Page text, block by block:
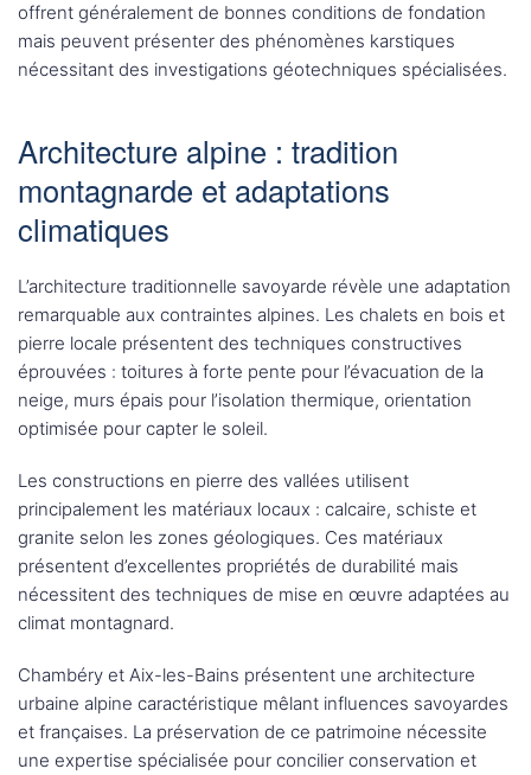
offrent généralement de bonnes conditions de fondation
mais peuvent présenter des phénomènes karstiques
nécessitant des investigations géotechniques spécialisées.
Architecture alpine : tradition
montagnarde et adaptations
climatiques
L’architecture traditionnelle savoyarde révèle une adaptation
remarquable aux contraintes alpines. Les chalets en bois et
pierre locale présentent des techniques constructives
éprouvées : toitures à forte pente pour l’évacuation de la
neige, murs épais pour l’isolation thermique, orientation
optimisée pour capter le soleil.
Les constructions en pierre des vallées utilisent
principalement les matériaux locaux : calcaire, schiste et
granite selon les zones géologiques. Ces matériaux
présentent d’excellentes propriétés de durabilité mais
nécessitent des techniques de mise en œuvre adaptées au
climat montagnard.
Chambéry et Aix-les-Bains présentent une architecture
urbaine alpine caractéristique mêlant influences savoyardes
et françaises. La préservation de ce patrimoine nécessite
une expertise spécialisée pour concilier conservation et